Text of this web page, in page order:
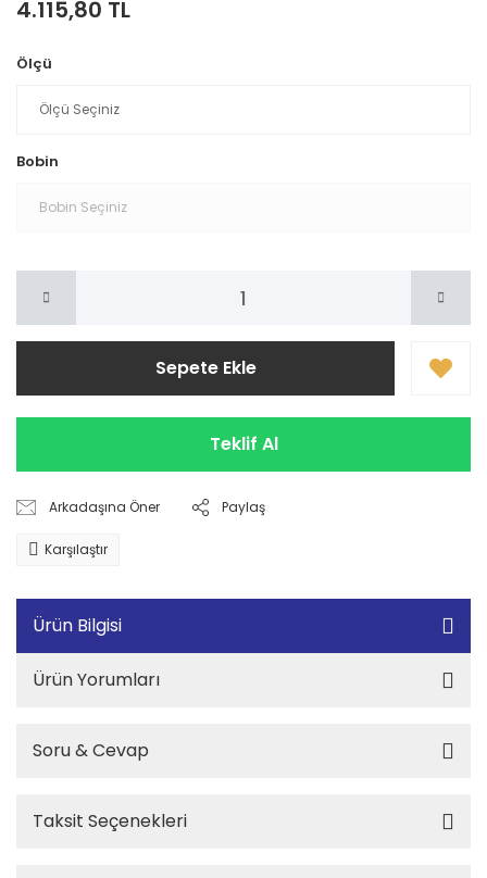
4.115,80 TL
Ölçü
Bobin
Sepete Ekle
Teklif Al
Arkadaşına Öner Paylaş
Karşılaştır
Ürün Bilgisi
Ürün Yorumları
Soru & Cevap
Taksit Seçenekleri